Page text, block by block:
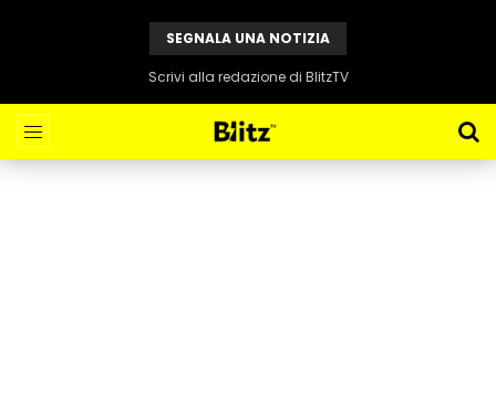
SEGNALA UNA NOTIZIA
Scrivi alla redazione di BlitzTV